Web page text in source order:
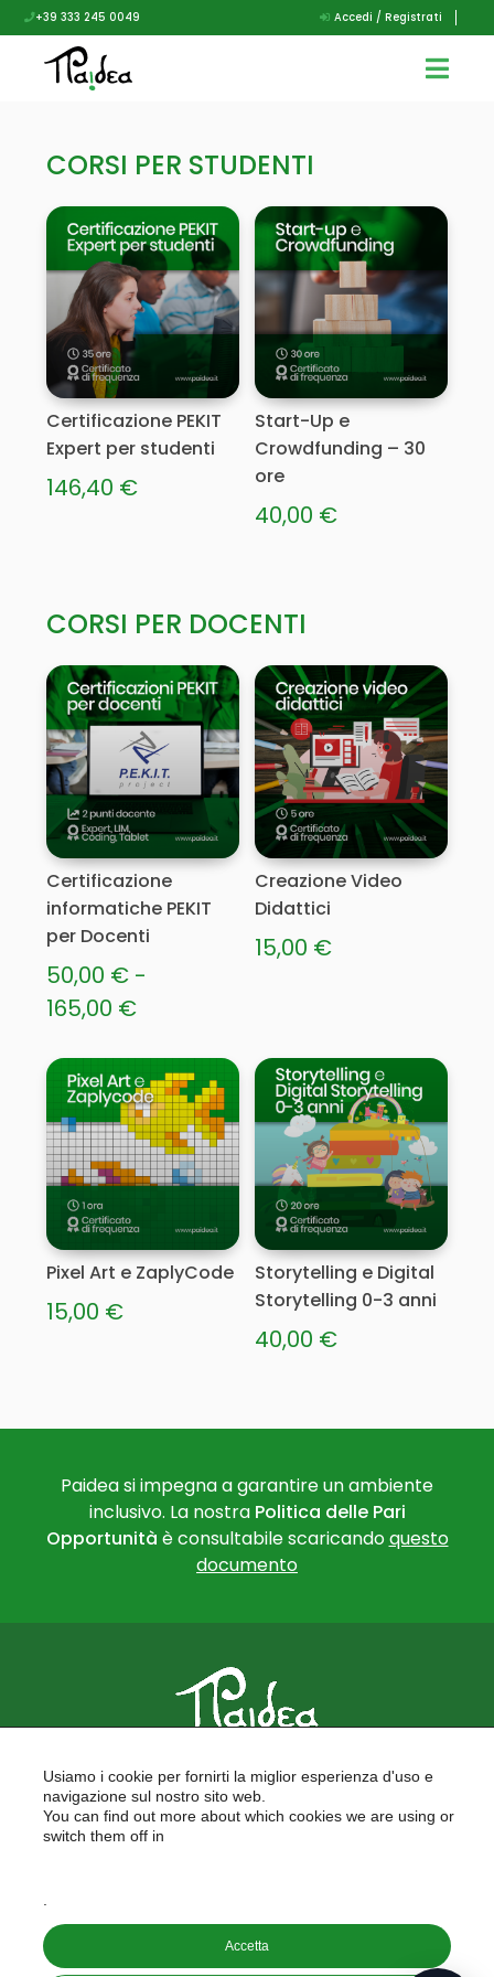
+39 333 245 0049 Accedi / Registrati
CORSI PER STUDENTI
Certificazione PEKIT
Expert per studenti
146,40 €
Start-Up e
Crowdfunding – 30
ore
40,00 €
CORSI PER DOCENTI
Certificazione
informatiche PEKIT
per Docenti
50,00 € -
165,00 €Fascia
prezzo:
da
50,00 €
a
prodotto
ha
più
varianti.
Le
opzioni
possono
essere
scelte
nella
Creazione Video
Didattici
15,00 €
Pixel Art e ZaplyCode
15,00 €
Storytelling e Digital
Storytelling 0-3 anni
40,00 €
Paidea si impegna a garantire un ambiente
inclusivo. La nostra Politica delle Pari
Opportunità è consultabile scaricandoquesto
documento
FORMAZIONE PER LE SCUOLE
FORMAZIONE PROFESSIONALE
PROGETTI EUROPEI
Copyright © 2026
Usiamo i cookie per fornirti la miglior esperienza d'uso e
navigazione sul nostro sito web.
You can find out more about which cookies we are using or
switch them off in
Accetta